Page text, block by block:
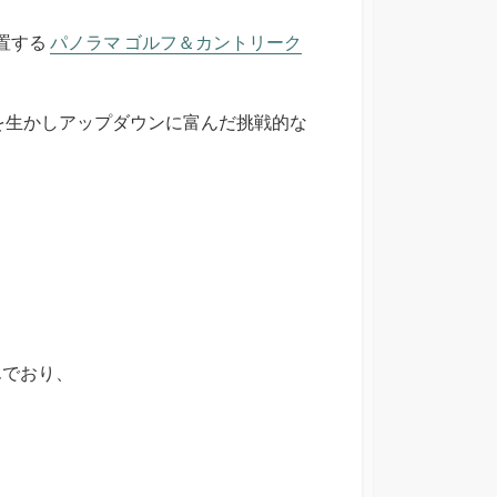
する パノラマ ゴルフ＆カントリーク
かしアップダウンに富んだ挑戦的な
おり、